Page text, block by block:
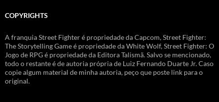
COPYRIGHTS
A franquia Street Fighter é propriedade da Capcom, Street Fighter:
The Storytelling Game é propriedade da White Wolf, Street Fighter: O
Jogo de RPG é propriedade da Editora Talismã. Salvo se mencionado,
todo o restante é de autoria própria de Luiz Fernando Duarte Jr. Caso
copie algum material de minha autoria, peço que poste link para o
original.